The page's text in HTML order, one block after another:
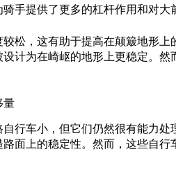
手提供了更多的杠杆作用和对大
松，这有助于提高在颠簸地形
计为在崎岖的地形上更稳定。
量
行车小，但它们仍然很有能力
面上的稳定性。然而，这些自